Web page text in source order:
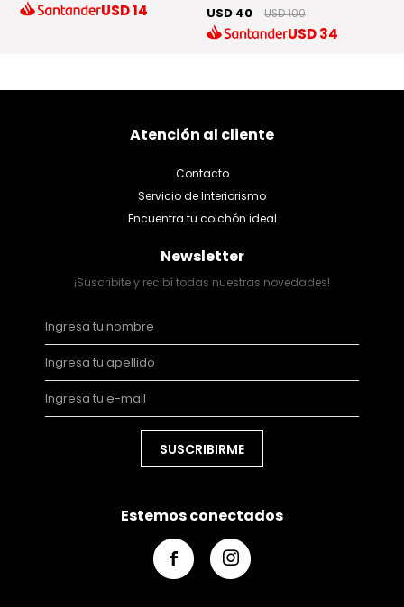
USD14 USD 40 USD 100
USD34
Atención al cliente
Contacto
Servicio de Interiorismo
Encuentra tu colchón ideal
Newsletter
¡Suscribite y recibí todas nuestras novedades!
SUSCRIBIRME
Estemos conectados
 